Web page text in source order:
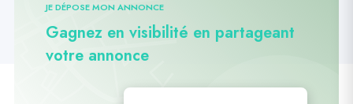
JE DÉPOSE MON ANNONCE
Gagnez en visibilité en partageant
votre annonce